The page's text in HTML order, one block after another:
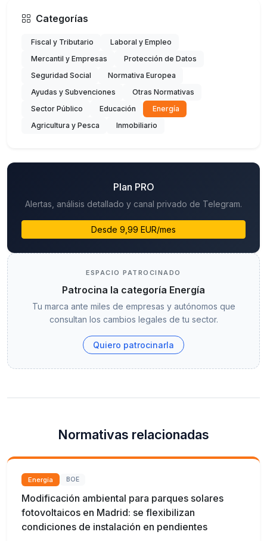
Categorías
Fiscal y Tributario
Laboral y Empleo
Mercantil y Empresas
Protección de Datos
Seguridad Social
Normativa Europea
Ayudas y Subvenciones
Otras Normativas
Sector Público
Educación
Energía
Agricultura y Pesca
Inmobiliario
Plan PRO
Alertas, análisis detallado y canal privado de Telegram.
Desde 9,99 EUR/mes
ESPACIO PATROCINADO
Patrocina la categoría Energía
Tu marca ante miles de empresas y autónomos que
consultan los cambios legales de tu sector.
Quiero patrocinarla
Normativas relacionadas
Energía BOE
Modificación ambiental para parques solares
fotovoltaicos en Madrid: se flexibilizan
condiciones de instalación en pendientes